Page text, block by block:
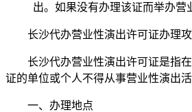
出。如果没有办理该证而举办营
长沙代办营业性演出许可证办理
长沙代办营业性演出许可证是指
证的单位或个人不得从事营业性演出
一、办理地点